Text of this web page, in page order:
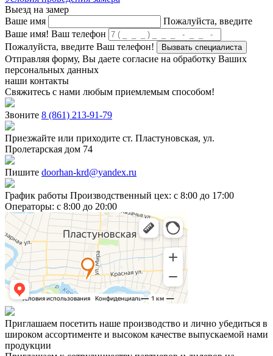
Выезд на замер
Ваше имя
Пожалуйста, введите
Ваше имя! Ваш телефон
Пожалуйста, введите Ваш телефон!
Вызвать специалиста
Отправляя форму, Вы даете согласие на обработку Ваших
персональных данных
наши контакты
Свяжитесь с нами любым приемлемым способом!
Звоните 8 (861) 213-91-79
Приезжайте или приходите ст. Пластуновская, ул.
Пролетарская дом 74
Пишите doorhan-krd@yandex.ru
График работы Производственный цех: c 8:00 до 17:00
Операторы: c 8:00 до 20:00
Приглашаем посетить наше производство и лично убедиться в
широком ассортименте и высоком качестве выпускаемой нами
продукции